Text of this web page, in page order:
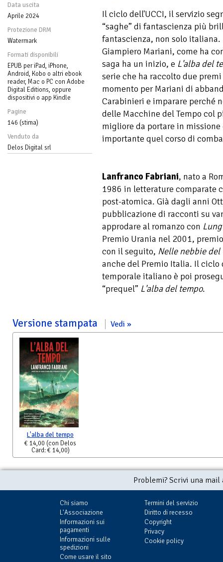
Data uscita
Aprile 2024
Protezione DRM
Watermark
Formati disponibili
EPUB per iPad, iPhone,
Android, Kobo o altri ebook
reader, Mac o PC con Adobe
Digital Editions, oppure
dispositivi o app Kindle
Pagine
146 (stima)
Venduto da
Delos Digital srl
Il ciclo dell'UCCI, il servizio
“saghe” di fantascienza più
fantascienza, non solo
Giampiero Mariani, come ha
saga ha un inizio, e L'alba del
serie che ha raccolto due
momento per Mariani di
Carabinieri e imparare perché
delle Macchine del Tempo col
migliore da portare in
importante quel corso di
Lanfranco Fabriani, nato a
1986 in letterature comparate
post-atomica. Già dagli anni
pubblicazione di racconti su
approdare al romanzo con
Premio Urania nel 2001,
con il seguito, Nelle nebbie del
anche del Premio Italia. Il ciclo
temporale italiano è poi
“prequel” L'alba del tempo.
Versione stampata Vedi
L'alba del tempo
€ 14,00 (con Delos
Card: € 14,00)
Problemi? Scrivi una
Chi siamo
L'Associazione
Informazioni sui
pagamenti
Informazioni sulle
spedizioni
Come usare il sito
Termini del servizio
Diritto di recesso
Copyright
Privacy
Cookie policy